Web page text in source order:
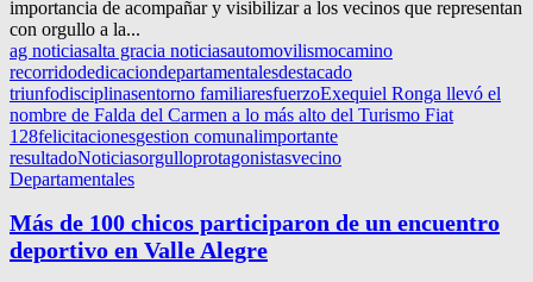
importancia de acompañar y visibilizar a los vecinos que representan
con orgullo a la...
ag noticiasalta gracia noticiasautomovilismocamino
recorridodedicaciondepartamentalesdestacado
triunfodisciplinasentorno familiaresfuerzoExequiel Ronga llevó el
nombre de Falda del Carmen a lo más alto del Turismo Fiat
128felicitacionesgestion comunalimportante
resultadoNoticiasorgulloprotagonistasvecino
Departamentales
Más de 100 chicos participaron de un encuentro
deportivo en Valle Alegre